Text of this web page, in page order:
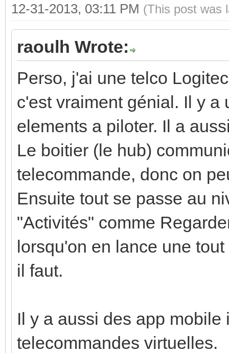
12-31-2013, 03:11 PM (This post was
raoulh Wrote:
Perso, j'ai une telco
c'est vraiment génial. Il y a
elements a piloter. Il a
Le boitier (le hub)
telecommande, donc on
Ensuite tout se passe au
"Activités" comme
lorsqu'on en lance une
il faut.
Il y a aussi des app
telecommandes virtuelles.